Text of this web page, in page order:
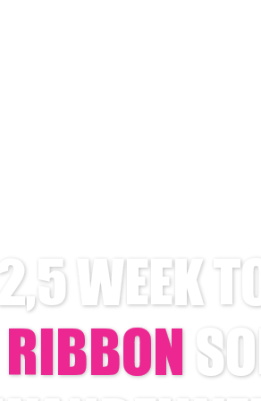
WEEK
RIBBON